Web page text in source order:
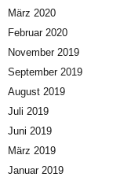
März 2020
Februar 2020
November 2019
September 2019
August 2019
Juli 2019
Juni 2019
März 2019
Januar 2019